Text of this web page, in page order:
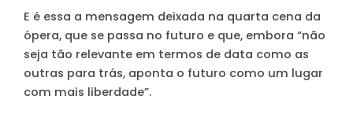
E é essa a mensagem deixada na quarta cena da
ópera, que se passa no futuro e que, embora “não
seja tão relevante em termos de data como as
outras para trás, aponta o futuro como um lugar
com mais liberdade”.